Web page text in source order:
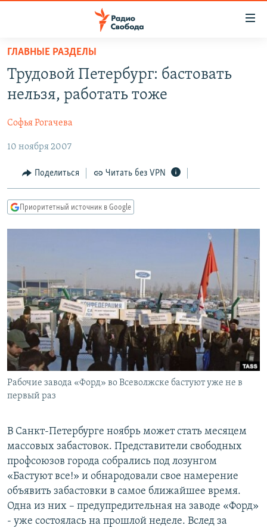
упрощенного
доступа
основному
Вернутся
главной
навигации
Вернутся
ПОДКАСТЫ
АВТОРСКИЕ ПРОЕКТЫ
ЦИТАТЫ СВОБОДЫ
МНЕНИЯ
КУЛЬТУРА
IDEL.РЕАЛИИ
КАВКАЗ.РЕАЛИИ
РАСПИСАНИЕ ВЕЩАНИЯ
ПОДПИШИТЕСЬ НА РАССЫЛКУ
СОЦИАЛЬНЫЕ СЕТИ
ГЛАВНЫЕ РАЗДЕЛЫ
Трудовой Петербург: бастовать
нельзя, работать тоже
Софья Рогачева
10 ноября 2007
Поделиться Читать без VPN
Приоритетный источник в Google
Рабочие завода «Форд» во Всеволжске бастуют уже не в
первый раз
В Санкт-Петербурге ноябрь может стать месяцем
массовых забастовок. Представители свободных
профсоюзов города собрались под лозунгом
«Бастуют все!» и обнародовали свое намерение
объявить забастовки в самое ближайшее время.
Одна из них – предупредительная на заводе «Форд»
- уже состоялась на прошлой неделе. Вслед за